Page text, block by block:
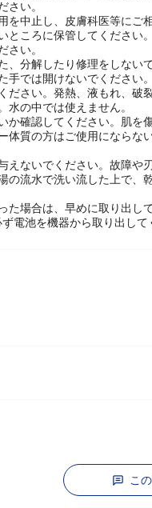
必ずお読みの上、正しくお
さい。
を中止し、皮膚科医等にご
ところに保管してください。
さい。
、分解したり修理をしない
手では開けないでください
ださい。発熱、液もれ、破
水の中では使えません。
か確認してください。肌を
体質の方はご使用にならな
えないでください。故障や
の流水で洗い流した上で、
た場合は、早めに取り出し
こ